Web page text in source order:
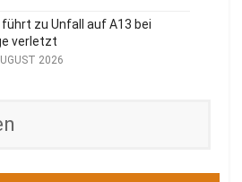
zu Unfall auf A13 bei
verletzt
2026